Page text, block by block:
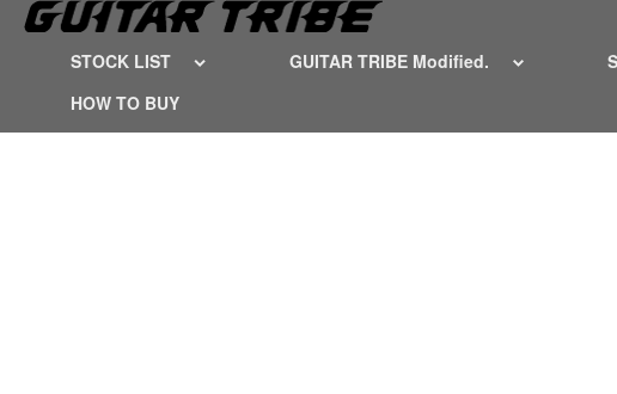
STOCK LIST GUITAR TRIBE Modified.
HOW TO BUY